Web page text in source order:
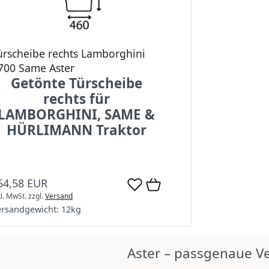
rechts Lamborghini
Same Aster
Getönte Türscheibe
rechts für
SAME &
HÜRLIMANN Traktor
EUR
MwSt.zzgl.Versand
12kg
Aster – passgenaue